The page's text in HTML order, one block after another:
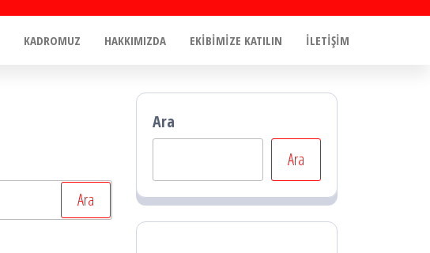
KADROMUZ HAKKIMIZDA EKİBİMİZE KATILIN İLETİŞİM
Ara
Ara